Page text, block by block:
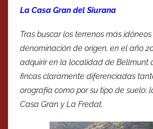
La Casa Gran del Siurana
Tras buscar los terrenos más
denominación de origen, en el año
adquirir en la localidad de Bellmunt
fincas claramente diferenciadas
orografía como por su tipo de suelo:
Casa Gran y La Fredat.